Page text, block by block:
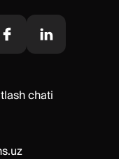
chati